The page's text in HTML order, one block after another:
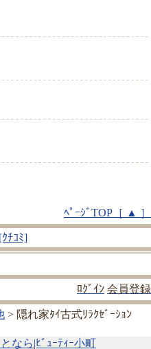
ﾍﾟｰｼﾞTOP［ ▲ ］
[ｸﾁｺﾐ]
ﾛｸﾞｲﾝ 会員登録
> 隠れ家ﾀｲ古式ﾘﾗｸｾﾞｰｼｮﾝ
なら|ﾋﾞｭｰﾃｨｰ小町